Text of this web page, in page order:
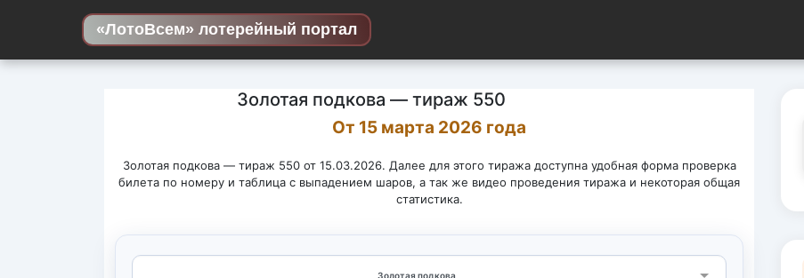
«ЛотоВсем» лотерейный портал
Золотая подкова — тираж 550
От 15 марта 2026 года
Золотая подкова — тираж 550 от 15.03.2026. Далее для этого тиража доступна удобная форма проверка
билета по номеру и таблица с выпадением шаров, а так же видео проведения тиража и некоторая общая
статистика.